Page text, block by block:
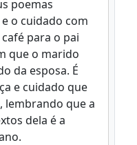
poemas
o cuidado com
para o pai
que o marido
da esposa. É
e cuidado que
lembrando que a
dela é a